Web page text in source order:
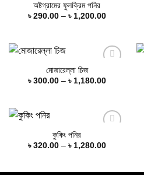
অষ্টগ্রামের ফুলক্রিম পনির
৳ 290.00 – ৳ 1,200.00Price
৳ 1,200.00
মোজারেল্লা চিজ
৳ 300.00 – ৳ 1,180.00Price
৳ 1,180.00
কুকিং পনির
৳ 320.00 – ৳ 1,280.00Price